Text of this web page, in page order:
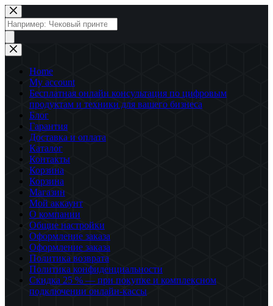
Перейти
к
сути
Поиск
товаров
Home
My account
Бесплатная онлайн консультация по цифровым
продуктам и техники для вашего бизнеса
Блог
Гарантия
Доставка и оплата
Каталог
Контакты
Корзина
Корзина
Магазин
Мой аккаунт
О компании
Общие настройки
Оформление заказа
Оформление заказа
Политика возврата
Политика конфиденциальности
Скидка 25 % — при покупке и комплексном
подключении онлайн-кассы